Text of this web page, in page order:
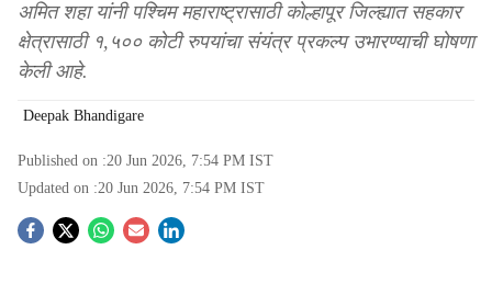
अमित शहा यांनी पश्चिम महाराष्ट्रासाठी कोल्हापूर जिल्ह्यात सहकार
क्षेत्रासाठी १,५०० कोटी रुपयांचा संयंत्र प्रकल्प उभारण्याची घोषणा
केली आहे.
Deepak Bhandigare
Published on :20 Jun 2026, 7:54 PM IST
Updated on :20 Jun 2026, 7:54 PM IST
S